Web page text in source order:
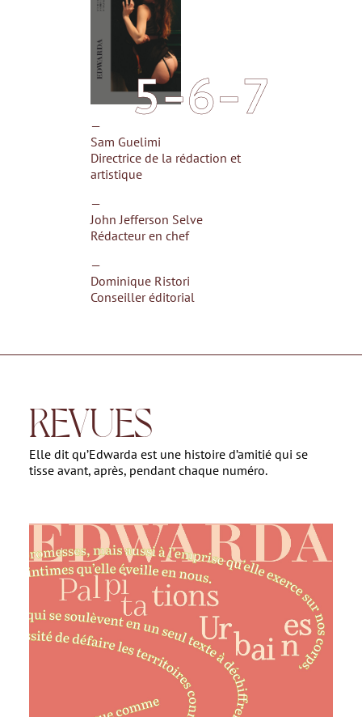
5-6-7
—
Sam Guelimi
Directrice de la rédaction et
artistique
—
John Jefferson Selve
Rédacteur en chef
—
Dominique Ristori
Conseiller éditorial
REVUES
Elle dit qu’Edwarda est une histoire d’amitié qui se
tisse avant, après, pendant chaque numéro.